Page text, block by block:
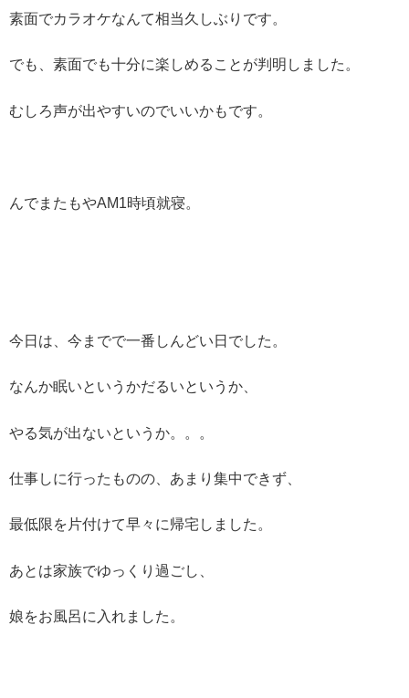
素面でカラオケなんて相当久しぶりです。
でも、素面でも十分に楽しめることが判明しました。
むしろ声が出やすいのでいいかもです。
んでまたもやAM1時頃就寝。
今日は、今までで一番しんどい日でした。
なんか眠いというかだるいというか、
やる気が出ないというか。。。
仕事しに行ったものの、あまり集中できず、
最低限を片付けて早々に帰宅しました。
あとは家族でゆっくり過ごし、
娘をお風呂に入れました。